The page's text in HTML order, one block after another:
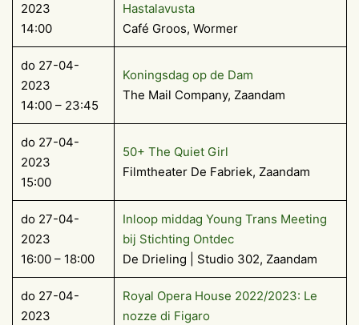
2023
14:00
Hastalavusta
Café Groos, Wormer
do 27-04-
2023
14:00 – 23:45
Koningsdag op de Dam
The Mail Company, Zaandam
do 27-04-
2023
15:00
50+ The Quiet Girl
Filmtheater De Fabriek, Zaandam
do 27-04-
2023
16:00 – 18:00
Inloop middag Young Trans Meeting
bij Stichting Ontdec
De Drieling | Studio 302, Zaandam
do 27-04-
2023
Royal Opera House 2022/2023: Le
nozze di Figaro